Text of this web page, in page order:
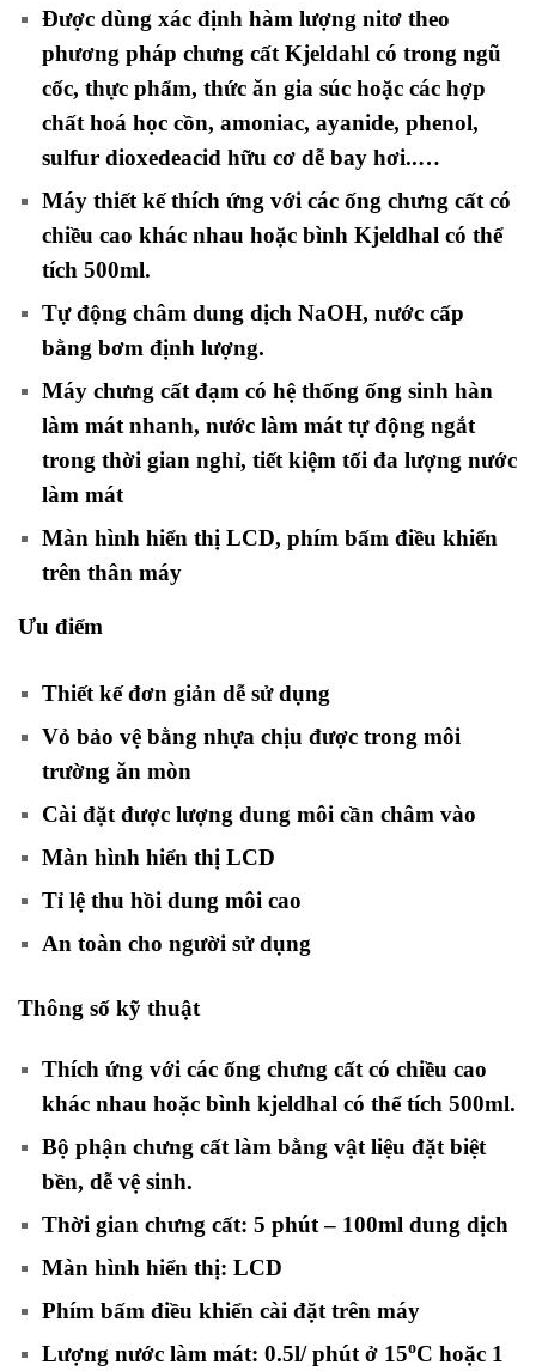
Được dùng xác định hàm lượng nitơ theo
phương pháp chưng cất Kjeldahl có trong ngũ
cốc, thực phẩm, thức ăn gia súc hoặc các hợp
chất hoá học cồn, amoniac, ayanide, phenol,
sulfur dioxedeacid hữu cơ dễ bay hơi..…
Máy thiết kế thích ứng với các ống chưng cất có
chiều cao khác nhau hoặc bình Kjeldhal có thể
tích 500ml.
Tự động châm dung dịch NaOH, nước cấp
bằng bơm định lượng.
Máy chưng cất đạm có hệ thống ống sinh hàn
làm mát nhanh, nước làm mát tự động ngắt
trong thời gian nghỉ, tiết kiệm tối đa lượng nước
làm mát
Màn hình hiển thị LCD, phím bấm điều khiển
trên thân máy
Ưu điểm
Thiết kế đơn giản dễ sử dụng
Vỏ bảo vệ bằng nhựa chịu được trong môi
trường ăn mòn
Cài đặt được lượng dung môi cần châm vào
Màn hình hiển thị LCD
Tỉ lệ thu hồi dung môi cao
An toàn cho người sử dụng
Thông số kỹ thuật
Thích ứng với các ống chưng cất có chiều cao
khác nhau hoặc bình kjeldhal có thể tích 500ml.
Bộ phận chưng cất làm bằng vật liệu đặt biệt
bền, dễ vệ sinh.
Thời gian chưng cất: 5 phút – 100ml dung dịch
Màn hình hiển thị: LCD
Phím bấm điều khiển cài đặt trên máy
Lượng nước làm mát: 0.5l/ phút ở 15oC hoặc 1